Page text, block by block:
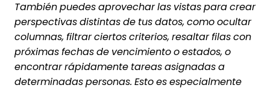
También puedes aprovechar las vistas para crear
perspectivas distintas de tus datos, como ocultar
columnas, filtrar ciertos criterios, resaltar filas con
próximas fechas de vencimiento o estados, o
encontrar rápidamente tareas asignadas a
determinadas personas. Esto es especialmente